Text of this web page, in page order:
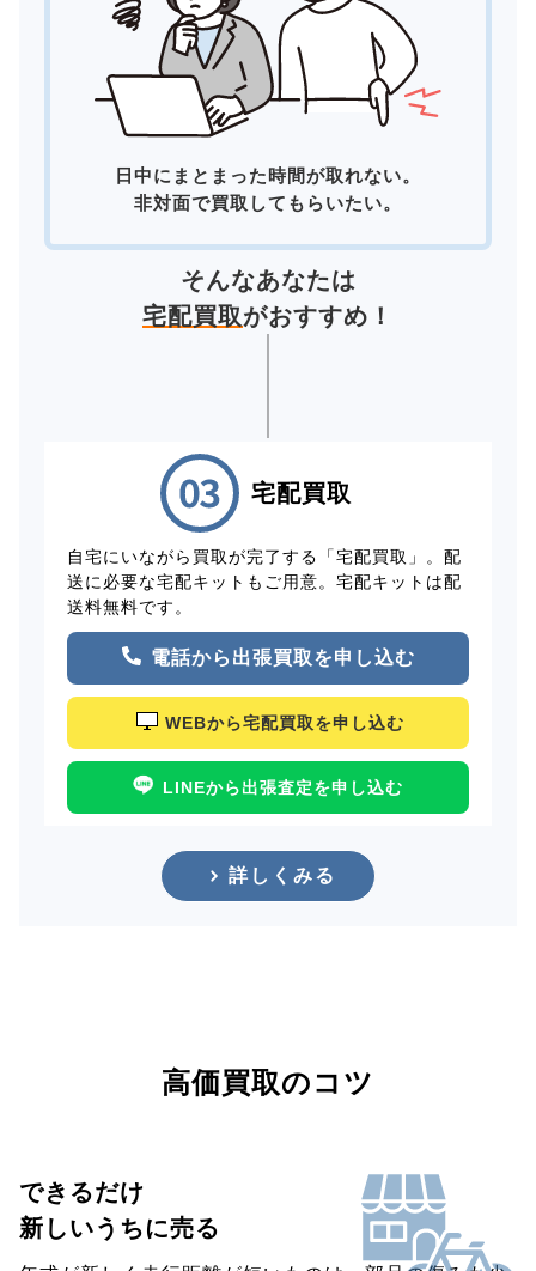
日中にまとまった時間が取れない。
非対面で買取してもらいたい。
そんなあなたは
宅配買取がおすすめ！
宅配買取
自宅にいながら買取が完了する「宅配買取」。配
送に必要な宅配キットもご用意。宅配キットは配
送料無料です。
電話から出張買取を申し込む
WEBから宅配買取を申し込む
LINEから出張査定を申し込む
詳しくみる
高価買取のコツ
できるだけ
新しいうちに売る